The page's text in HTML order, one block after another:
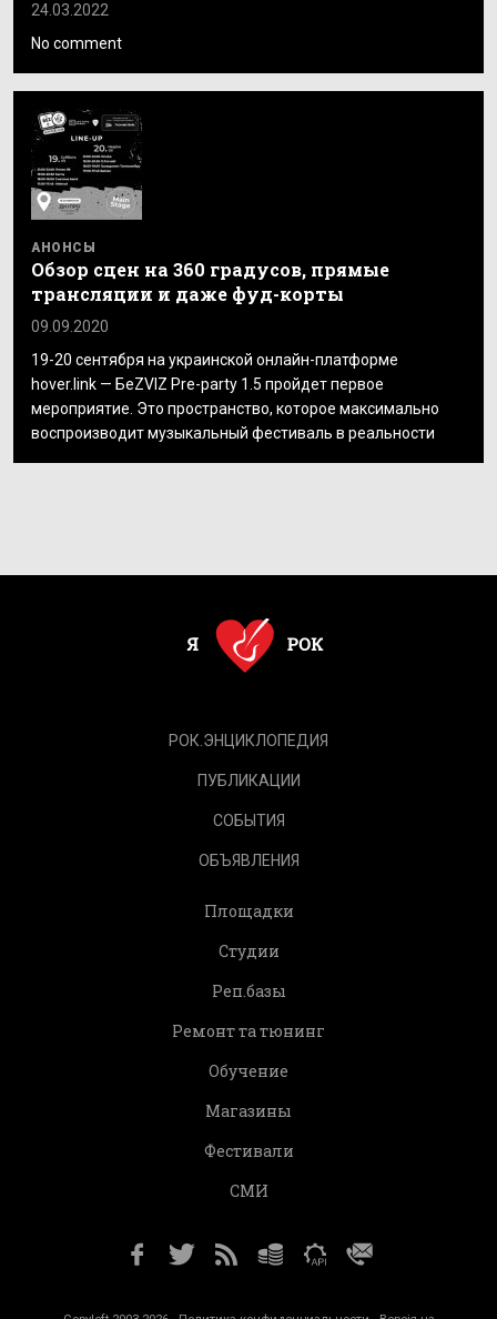
24.03.2022
No comment
АНОНСЫ
Обзор сцен на 360 градусов, прямые
трансляции и даже фуд-корты
09.09.2020
19-20 сентября на украинской онлайн-платформе
hover.link — БеZVIZ Pre-party 1.5 пройдет первое
мероприятие. Это пространство, которое максимально
воспроизводит музыкальный фестиваль в реальности
РОК.ЭНЦИКЛОПЕДИЯ
ПУБЛИКАЦИИ
СОБЫТИЯ
ОБЪЯВЛЕНИЯ
Площадки
Студии
Реп.базы
Ремонт та тюнинг
Обучение
Магазины
Фестивали
СМИ